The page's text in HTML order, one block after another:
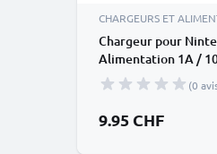
CHARGEURS ET
Chargeur pour
Alimentation 1A /
Charge 1.1m
(0
9.95 CHF